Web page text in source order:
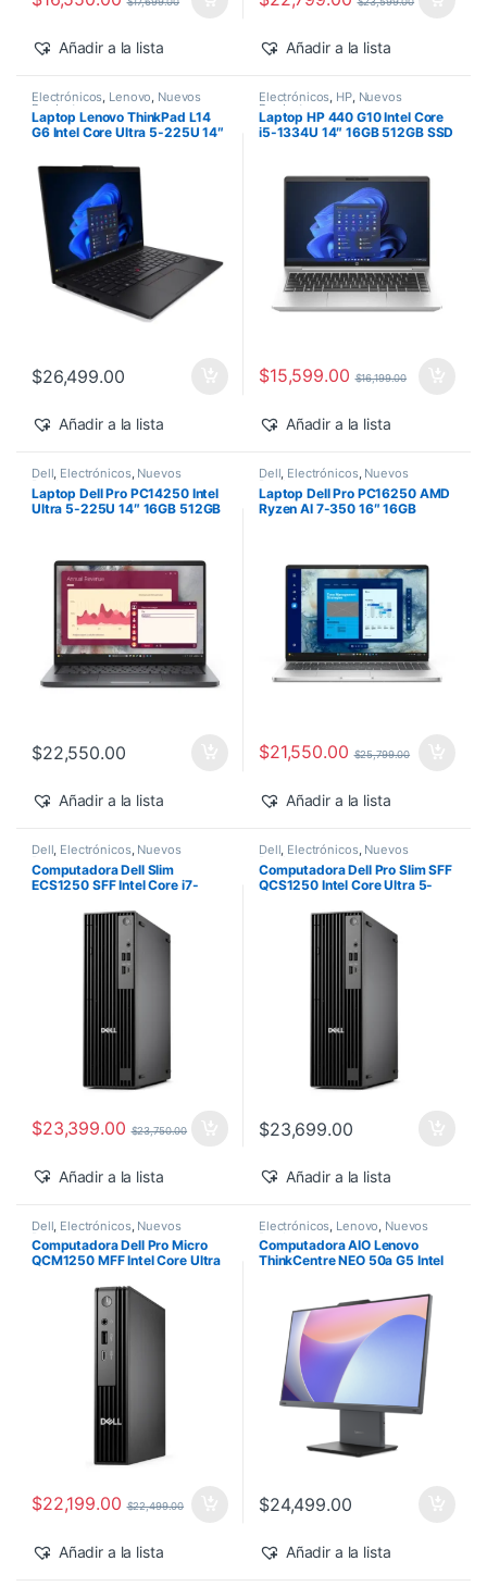
Añadir a la lista Añadir a la lista
Electrónicos, Lenovo, Nuevos
Productos
Laptop Lenovo ThinkPad L14
G6 Intel Core Ultra 5-225U 14″
Pro
$26,499.00
Añadir a la lista
Electrónicos, HP, Nuevos
Productos
Laptop HP 440 G10 Intel Core
i5-1334U 14″ 16GB 512GB SSD
$15,599.00 $16,199.00
Añadir a la lista
Dell, Electrónicos, Nuevos
Productos
Laptop Dell Pro PC14250 Intel
Ultra 5-225U 14″ 16GB 512GB
$22,550.00
Añadir a la lista
Dell, Electrónicos, Nuevos
Productos
Laptop Dell Pro PC16250 AMD
Ryzen AI 7-350 16″ 16GB
$21,550.00 $25,799.00
Añadir a la lista
Dell Electrónicos, Nuevos
Productos
Computadora Dell Slim
ECS1250 SFF Intel Core i7-
Windows 11 Pro
$23,399.00 $23,750.00
Añadir a la lista
Dell Electrónicos, Nuevos
Productos
Computadora Dell Pro Slim SFF
QCS1250 Intel Core Ultra 5-
Windows 11 Pro
$23,699.00
Añadir a la lista
Dell Electrónicos, Nuevos
Productos
Computadora Dell Pro Micro
QCM1250 MFF Intel Core Ultra
Windows 11 Pro
$22,199.00 $22,499.00
Añadir a la lista
Electrónicos Lenovo Nuevos
Productos
Computadora AIO Lenovo
ThinkCentre NEO 50a G5 Intel
512GB SSD Windows 11 Pro
$24,499.00
Añadir a la lista